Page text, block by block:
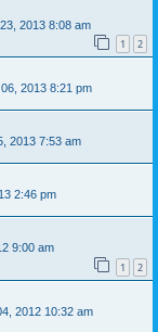
2013 8:08 am
1 2
2013 8:21 pm
2013 7:53 am
2:46 pm
9:00 am
1 2
2012 10:32 am